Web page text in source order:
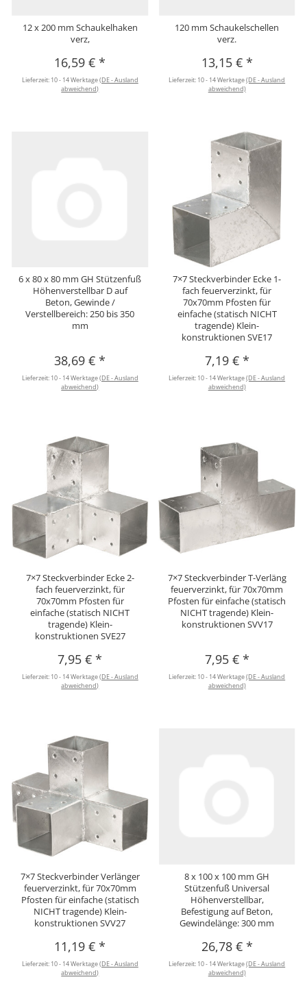
12 x 200 mm Schaukelhaken
verz,
16,59 €*
Lieferzeit: 10 - 14 Werktage(DE - Ausland
abweichend)
120 mm Schaukelschellen
verz.
13,15 € *
Lieferzeit: 10 - 14 Werktage(DE - Ausland
abweichend)
6 x 80 x 80 mm GH Stützenfuß
Höhenverstellbar D auf
Beton, Gewinde /
Verstellbereich: 250 bis 350
mm
38,69 €*
Lieferzeit: 10 - 14 Werktage(DE - Ausland
abweichend)
7×7 Steckverbinder Ecke 1-
fach feuerverzinkt, für
70x70mm Pfosten für
einfache (statisch NICHT
tragende) Klein-
konstruktionen SVE17
7,19 € *
Lieferzeit: 10 - 14 Werktage(DE - Ausland
abweichend)
7×7 Steckverbinder Ecke 2-
fach feuerverzinkt, für
70x70mm Pfosten für
einfache (statisch NICHT
tragende) Klein-
konstruktionen SVE27
7,95 €*
Lieferzeit: 10 - 14 Werktage(DE - Ausland
abweichend)
7×7 Steckverbinder T-Verläng
feuerverzinkt, für 70x70mm
Pfosten für einfache (statisch
NICHT tragende) Klein-
konstruktionen SVV17
7,95 € *
Lieferzeit: 10 - 14 Werktage(DE - Ausland
abweichend)
7×7 Steckverbinder Verlänger
feuerverzinkt, für 70x70mm
Pfosten für einfache (statisch
NICHT tragende) Klein-
konstruktionen SVV27
11,19 €*
Lieferzeit: 10 - 14 Werktage(DE - Ausland
abweichend)
8 x 100 x 100 mm GH
Stützenfuß Universal
Höhenverstellbar,
Befestigung auf Beton,
Gewindelänge: 300 mm
26,78 € *
Lieferzeit: 10 - 14 Werktage(DE - Ausland
abweichend)